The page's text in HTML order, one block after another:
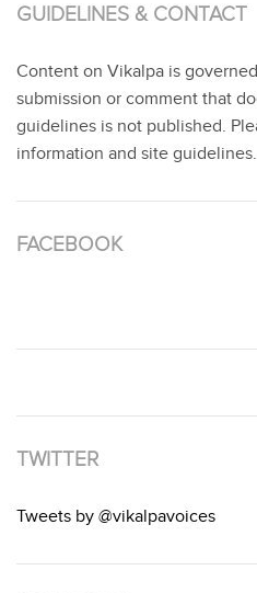
GUIDELINES & CONTACT
Content on Vikalpa is
submission or comment that
guidelines is not published.
information and site guidelines.
FACEBOOK
TWITTER
Tweets by @vikalpavoices